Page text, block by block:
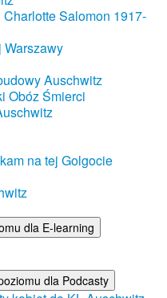
Salomon 1917-
Warszawy
Auschwitz
Obóz Śmierci
na tej Golgocie
dla E-learning
dla Podcasty